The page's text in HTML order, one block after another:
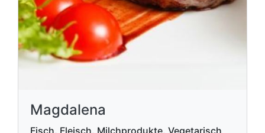
Magdalena
Fisch, Fleisch, Milchprodukte, Vegetarisch